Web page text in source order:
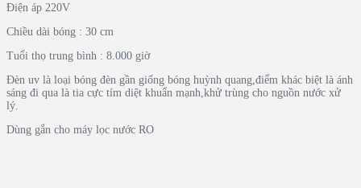
Điện áp 220V
Chiều dài bóng : 30 cm
Tuổi thọ trung bình : 8.000 giờ
Đèn uv là loại bóng đèn gần giống bóng huỳnh quang,điểm khác biệt là ánh
sáng đi qua là tia cực tím diệt khuẩn mạnh,khử trùng cho nguồn nước xử
lý.
Dùng gắn cho máy lọc nước RO